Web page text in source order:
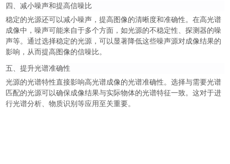
四、减小噪声和提高信噪比
稳定的光源还可以减小噪声，提高图像的清晰度和准确性。在高光谱
成像中，噪声可能来自于多个方面，如光源的不稳定性、探测器的噪
声等。通过选择稳定的光源，可以显著降低这些噪声源对成像结果的
影响，从而提高图像的信噪比。
五、提升光谱准确性
光源的光谱特性直接影响高光谱成像的光谱准确性。选择与需要光谱
匹配的光源可以确保成像结果与实际物体的光谱特征一致。这对于进
行光谱分析、物质识别等应用至关重要。